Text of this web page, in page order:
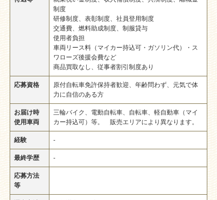
制度
研修制度、表彰制度、社員登用制度
交通費、燃料助成制度、制服貸与
使用者負担
車両リース料（マイカー持込可・ガソリン代）・ス
ワローズ後援会費など
商品買取なし、従事者割引制度あり
応募資格
原付自転車免許保持者歓迎、年齢問わず、元気で体
力に自信のある方
お届け時
使用車両
三輪バイク、電動自転車、自転車、軽自動車（マイ
カー持込可）等。 販売エリアにより異なります。
経験 -
最終学歴 -
応募方法
等